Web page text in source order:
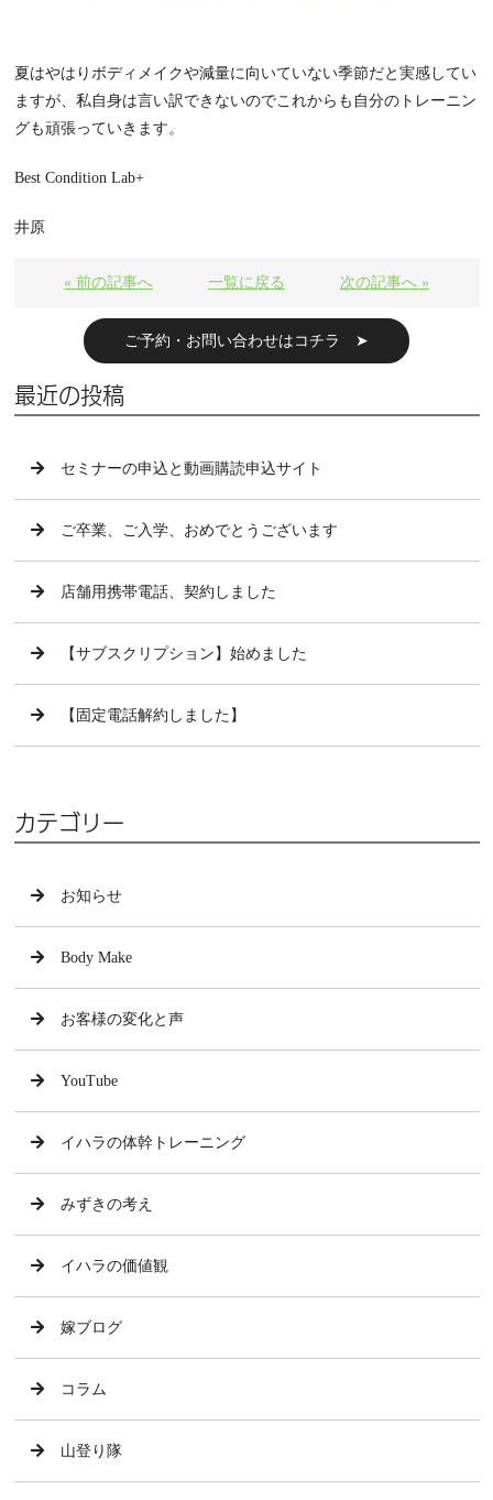
夏はやはりボディメイクや減量に向いていない季節だと実感してい
ますが、私自身は言い訳できないのでこれからも自分のトレーニン
グも頑張っていきます。
Best Condition Lab+
井原
« 前の記事へ 一覧に戻る 次の記事へ »
ご予約・お問い合わせはコチラ ➤
最近の投稿
セミナーの申込と動画購読申込サイト
ご卒業、ご入学、おめでとうございます
店舗用携帯電話、契約しました
【サブスクリプション】始めました
【固定電話解約しました】
カテゴリー
お知らせ
Body Make
お客様の変化と声
YouTube
イハラの体幹トレーニング
みずきの考え
イハラの価値観
嫁ブログ
コラム
山登り隊